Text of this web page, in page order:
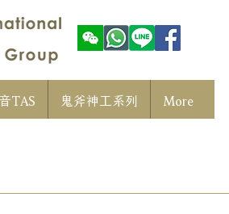
TAS 鬼斧神工系列 More